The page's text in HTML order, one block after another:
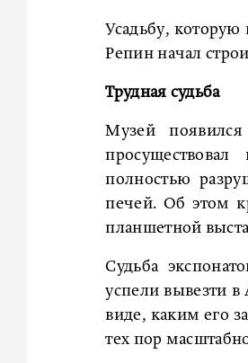
Усадьбу, которую
Репин начал
Трудная судьба
Музей
полностью
печей. Об этом
планшетной
Судьба
успели вывезти в
виде, каким его
тех пор